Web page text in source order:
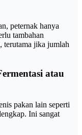
peternak hanya
tambahan
terutama jika jumlah
atau
pakan lain seperti
Ini sangat